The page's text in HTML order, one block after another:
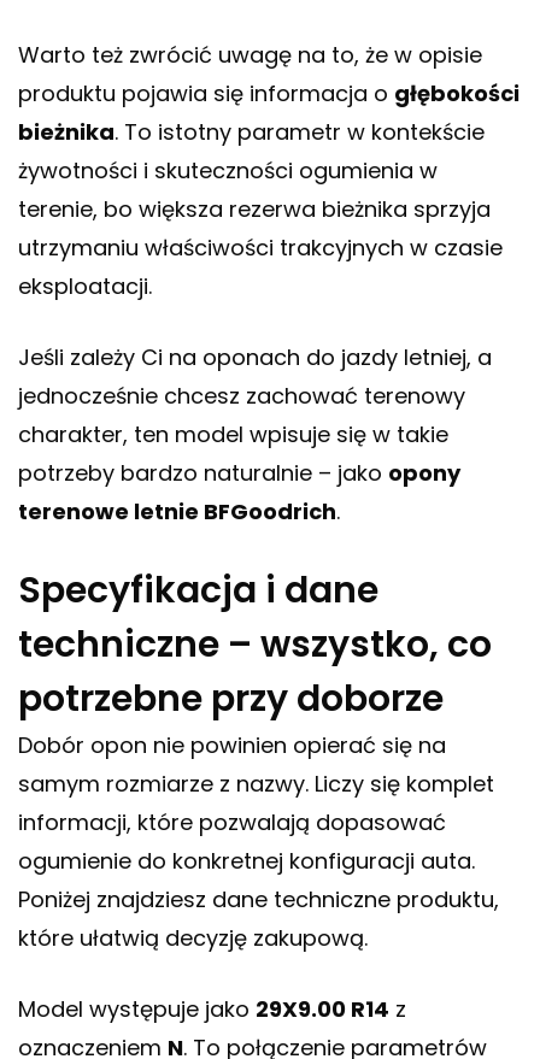
Warto też zwrócić uwagę na to, że w opisie
produktu pojawia się informacja o głębokości
bieżnika. To istotny parametr w kontekście
żywotności i skuteczności ogumienia w
terenie, bo większa rezerwa bieżnika sprzyja
utrzymaniu właściwości trakcyjnych w czasie
eksploatacji.
Jeśli zależy Ci na oponach do jazdy letniej, a
jednocześnie chcesz zachować terenowy
charakter, ten model wpisuje się w takie
potrzeby bardzo naturalnie – jako opony
terenowe letnie BFGoodrich.
Specyfikacja i dane
techniczne – wszystko, co
potrzebne przy doborze
Dobór opon nie powinien opierać się na
samym rozmiarze z nazwy. Liczy się komplet
informacji, które pozwalają dopasować
ogumienie do konkretnej konfiguracji auta.
Poniżej znajdziesz dane techniczne produktu,
które ułatwią decyzję zakupową.
Model występuje jako 29X9.00 R14 z
oznaczeniem N. To połączenie parametrów